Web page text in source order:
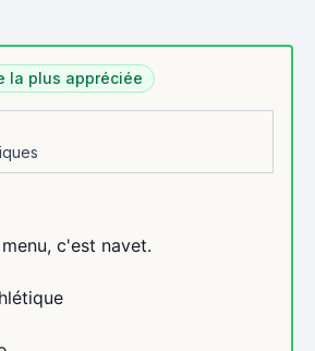
la plus appréciée
c'est navet.